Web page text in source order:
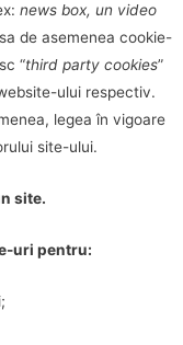
news box, un video
de asemenea cookie-
“third party cookies”
ului respectiv.
legea în vigoare
site-ului.
site.
uri pentru: